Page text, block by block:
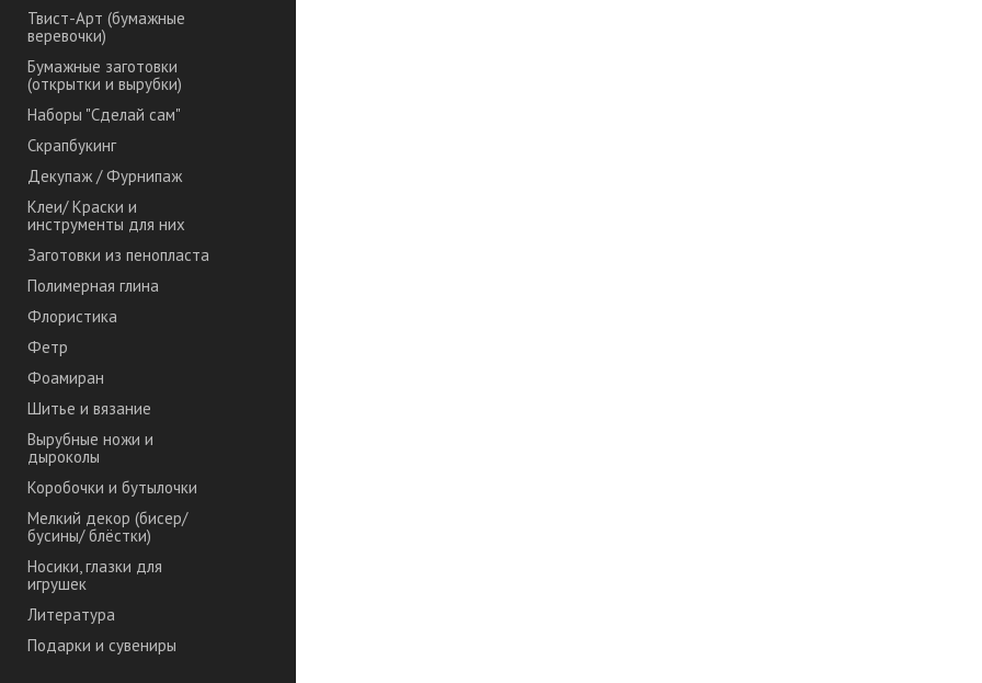
Твист-Арт (бумажные
веревочки)
Бумажные заготовки
(открытки и вырубки)
Наборы "Сделай сам"
Скрапбукинг
Декупаж / Фурнипаж
Клеи/ Краски и
инструменты для них
Заготовки из пенопласта
Полимерная глина
Флористика
Фетр
Фоамиран
Шитье и вязание
Вырубные ножи и
дыроколы
Коробочки и бутылочки
Мелкий декор (бисер/
бусины/ блёстки)
Носики, глазки для
игрушек
Литература
Подарки и сувениры